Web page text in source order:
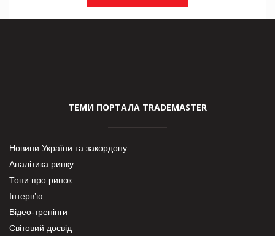
ТЕМИ ПОРТАЛА TRADEMASTER
Новини України та закордону
Аналітика ринку
Топи про ринок
Інтерв’ю
Відео-тренінги
Світовий досвід